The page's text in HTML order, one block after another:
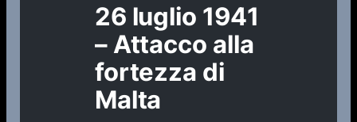
26 luglio 1941
– Attacco alla
fortezza di
Malta